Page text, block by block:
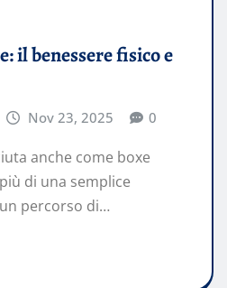
il benessere fisico e
Nov 23, 2025 0
anche come boxe
di una semplice
percorso di…